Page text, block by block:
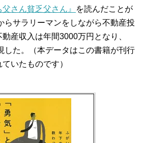
父さん貧乏父さん』
を読んだことが
らサラリーマンをしながら不動産投
産収入は年間3000万円となり、
した。（本データはこの書籍が刊行
いたものです）